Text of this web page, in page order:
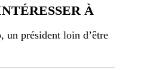
À
un président loin d’être